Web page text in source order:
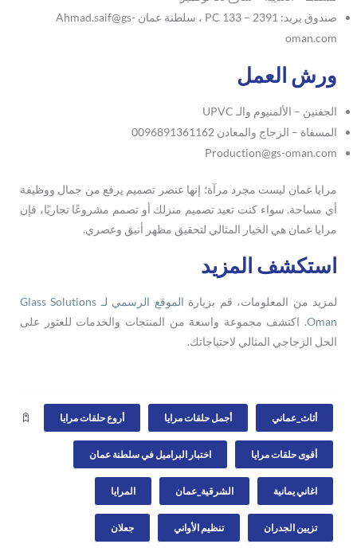
صندوق بريد: 2391 – PC 133 ، سلطنة عمان Ahmad.saif@gs-
oman.com
ورش العمل
الجفنين – الألمنيوم والـ UPVC
المسفاة – الزجاج والمعادن 0096891361162
Production@gs-oman.com
مرايا عمان ليست مجرد مرآة؛ إنها عنصر تصميم يرفع من جمال ووظيفة
أي مساحة. سواء كنت تعيد تصميم منزلك أو تصمم مشروعًا تجاريًا، فإن
مرايا عمان هي الخيار المثالي لتحقيق مظهر أنيق وعصري.
استكشف المزيد
لمزيد من المعلومات، قم بزيارة
الموقع الرسمي لـ Glass Solutions
Oman. اكتشف مجموعة واسعة من المنتجات والخدمات للعثور على
الحل الزجاجي المثالي لاحتياجاتك.
أثاث_عماني أجمل حلقات مرايا أروع حلقات مرايا
أقوى حلقات مرايا اختبار البراميل في سلطنة عمان
اغاني يمانية الشرقية_عمان المرايا
تزيين الجدران تنظيم الأواني جعلان